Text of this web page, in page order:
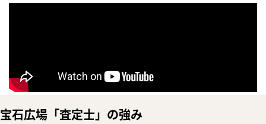
宝石広場「査定士」の強み